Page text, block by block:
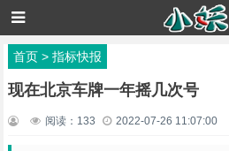
首页> 指标快报
现在北京车牌一年摇几次号
阅读： 133 2022-07-26 11:07:00